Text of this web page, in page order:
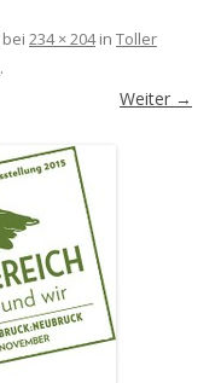
bei 234 × 204in Toller
.
Weiter →